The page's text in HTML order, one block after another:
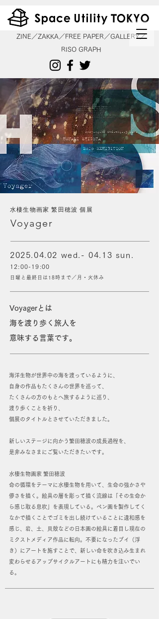
ZINE／ZAKKA／FREE PAPER／GALLERY／
RISO GRAPH
水棲生物画家 繁田穂波 個展
Voyager
2025.04.02 wed.- 04.13 sun.
12:00-19:00
日曜と最終日は18時まで／月・火休み
Voyagerとは
海を渡り歩く旅人を
意味する言葉です。
海洋生物が世界中の海を渡っているように、
自身の作品もたくさんの世界を巡って、
たくさんの方のもとへ旅するように巡り、
渡り歩くことを祈り、
個展のタイトルとさせていただきました。
新しいステージに向かう繁田穂波の成長過程を、
是非みなさまにご覧いただきたいです。
水棲生物画家 繁田穂波
命の循環をテーマに水棲生物を用いて、生命の強かさや
儚さを描く。絵具の層を彫って描く流線は「その生命か
ら感じ取る息吹」を表現している。ペン画を製作してく
なかで描くことでゴミを出し続けていることに違和感を
感じ、岩、土、貝殻などの日本画の絵具に着目し現在の
ミクストメディア作品に転向。不要になったブイ（浮
き）にアートを施すことで、新しい命を吹き込み生まれ
変わらせるアップサイクルアートにも精力を注いでい
る。